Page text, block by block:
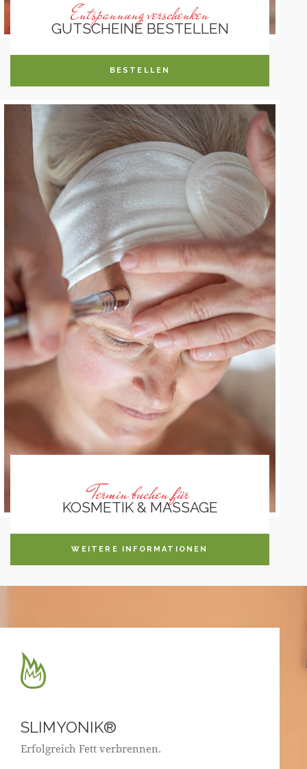
Entspannung verschenken
GUTSCHEINE BESTELLEN
BESTELLEN
Termin buchen für
KOSMETIK & MASSAGE
WEITERE INFORMATIONEN
SLIMYONIK®
Erfolgreich Fett verbrennen.